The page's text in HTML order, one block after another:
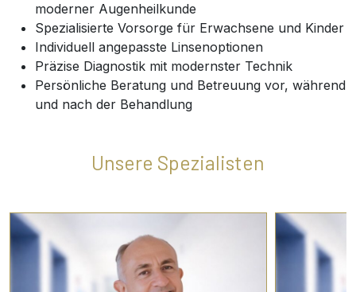
moderner Augenheilkunde
Spezialisierte Vorsorge für Erwachsene und Kinder
Individuell angepasste Linsenoptionen
Präzise Diagnostik mit modernster Technik
Persönliche Beratung und Betreuung vor, während
und nach der Behandlung
Unsere Spezialisten